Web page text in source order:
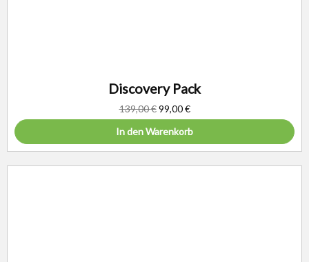
Discovery Pack
139,00€ 99,00€
In den Warenkorb